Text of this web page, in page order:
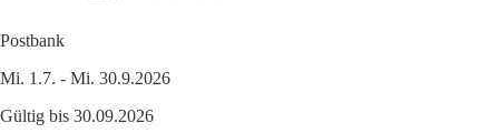
Postbank
Mi. 1.7. - Mi. 30.9.2026
Gültig bis 30.09.2026